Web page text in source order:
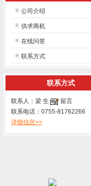
公司介绍
供求商机
在线问答
联系方式
联系方式
联系人：梁 生
留言
联系电话：0755-81762266
详细信息>>